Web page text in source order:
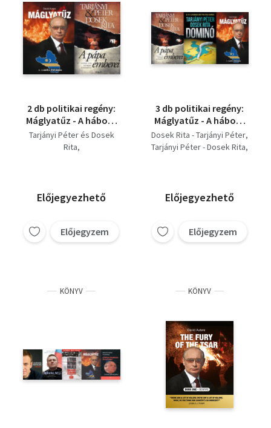
2 db politikai regény:
Máglyatűz - A háború
peremén + A pápa
emberei - II. János Pál
Tarjányi Péter és Dosek
Rita
Előjegyezhető
Előjegyzem
3 db politikai regény:
Máglyatűz - A háború
peremén + A pápa
emberei - II. János Pál
Dosek Rita - Tarjányi Péter
Tarjányi Péter - Dosek Rita
Előjegyezhető
Előjegyzem
KÖNYV KÖNYV